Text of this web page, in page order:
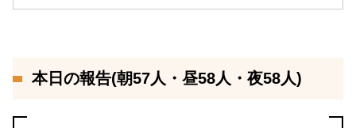
本日の報告(朝57人・昼58人・夜58人)